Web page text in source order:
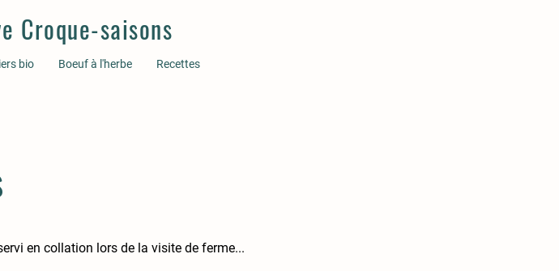
Croque-saisons
bio Boeuf à l'herbe Recettes
en collation lors de la visite de ferme...